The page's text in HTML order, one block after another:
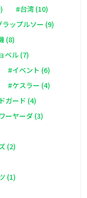
#台湾 (10)
ラップルソー (9)
(8)
ベル (7)
#イベント (6)
#ケスラー (4)
ガード (4)
ーヤーダ (3)
(2)
(1)